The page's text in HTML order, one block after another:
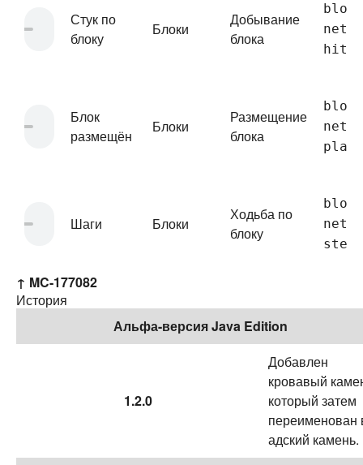
Стук по
блоку
Блоки
Добывание
блока
hit
Блок
размещён
Блоки
Размещение
блока
place
Шаги Блоки
Ходьба по
блоку
step
↑ MC-177082
История
Альфа-версия Java Edition
1.2.0
Добавлен
кровавый
который затем
переименован
адский камень.